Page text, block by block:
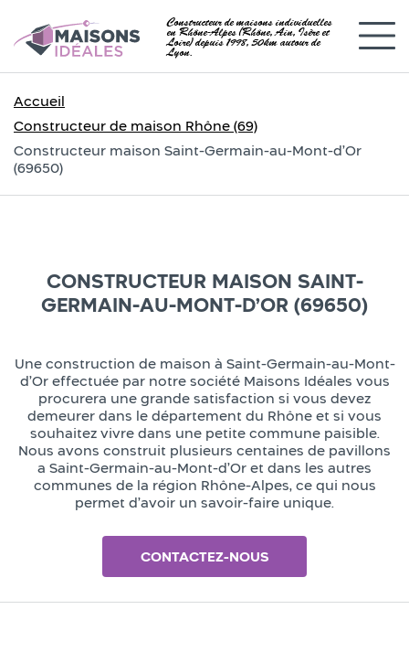
Constructeur de maisons individuelles
en Rhône-Alpes (Rhône, Ain, Isère et
Loire) depuis 1998, 50km autour de
Lyon.
Accueil
Constructeur de maison Rhône (69)
Constructeur maison Saint-Germain-au-Mont-d’Or
(69650)
CONSTRUCTEUR MAISON SAINT-
GERMAIN-AU-MONT-D’OR (69650)
Une construction de maison à Saint-Germain-au-Mont-
d’Or effectuée par notre société Maisons Idéales vous
procurera une grande satisfaction si vous devez
demeurer dans le département du Rhône et si vous
souhaitez vivre dans une petite commune paisible.
Nous avons construit plusieurs centaines de pavillons
a Saint-Germain-au-Mont-d’Or et dans les autres
communes de la région Rhône-Alpes, ce qui nous
permet d’avoir un savoir-faire unique.
CONTACTEZ-NOUS